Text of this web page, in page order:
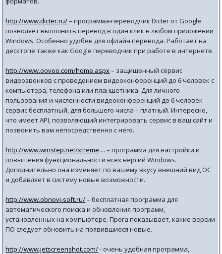
http://www.dicter.ru/– программа-переводчик Dicter от Google
позволяет выполнить перевод в один клик в любом приложении
Windows. Особенно удобен для офлайн перевода. Работает на
десктопе также как Google переводчик при работе в интернете.
http://www.oovoo.com/home.aspx– защищенный сервис
видеозвонков с проведением видеоконференций до 6 человек с
компьютера, телефона или планшетника. Для личного
пользования и численности видеоконференций до 6 человек
сервис бесплатный, для большего числа – платный. Интересно,
что имеет API, позволяющий интегрировать сервис в ваш сайт и
позвонить вам непосредственно с него.
http://www.winstep.net/xtreme.... – программа для настройки и
повышения функциональности всех версий Windows.
Дополнительно она изменяет по вашему вкусу внешний вид ОС
и добавляет в систему новые возможности.
http://www.obnovi-soft.ru/– бесплатная программа для
автоматического поиска и обновления программ,
установленных на компьютере. Прога показывает, какие версии
ПО следует обновить на появившиеся новые.
http://www.jetscreenshot.com/- очень удобная программа,